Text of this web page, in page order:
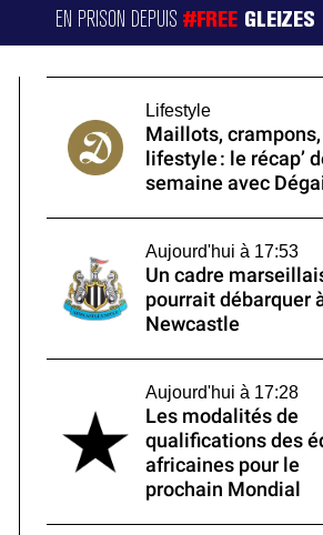
EN PRISON DEPUIS#FREE GLEIZES
Lifestyle
Maillots, crampons,
lifestyle : le récap’
semaine avec
Aujourd'hui à 17:53
Un cadre
pourrait débarquer
Newcastle
Aujourd'hui à 17:28
Les modalités de
qualifications des
africaines pour le
prochain Mondial